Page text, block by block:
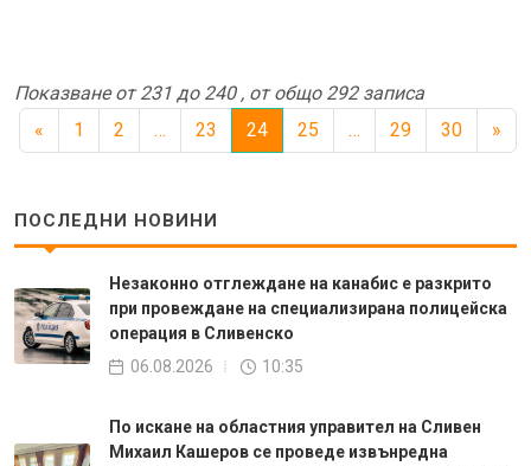
Показване от 231 до 240 , от общо 292 записа
«
1 2 … 23 24 25 … 29 30 »
ПОСЛЕДНИ НОВИНИ
Незаконно отглеждане на канабис е разкрито
при провеждане на специализирана полицейска
операция в Сливенско
06.08.2026
10:35
По искане на областния управител на Сливен
Михаил Кашеров се проведе извънредна